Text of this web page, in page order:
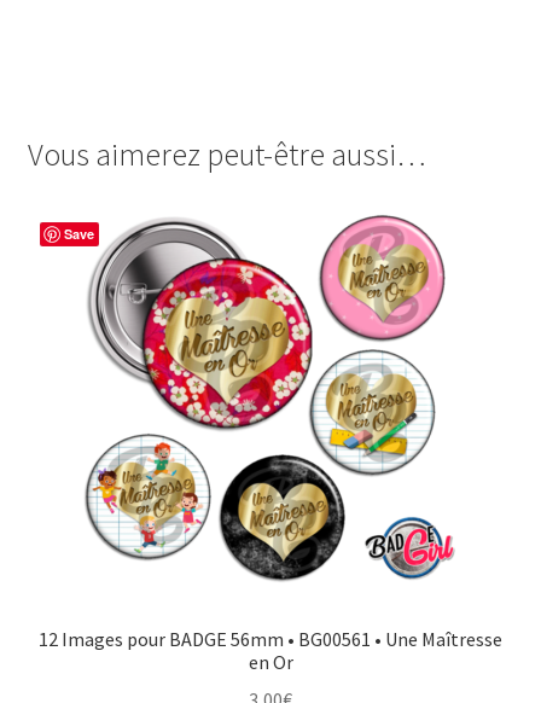
Vous aimerez peut-être aussi…
Save
12 Images pour BADGE 56mm • BG00561 • Une Maîtresse
en Or